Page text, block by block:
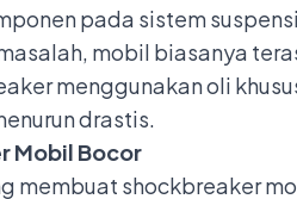
pada sistem
mobil biasanya
menggunakan oli
drastis.
Mobil Bocor
membuat shockbreaker